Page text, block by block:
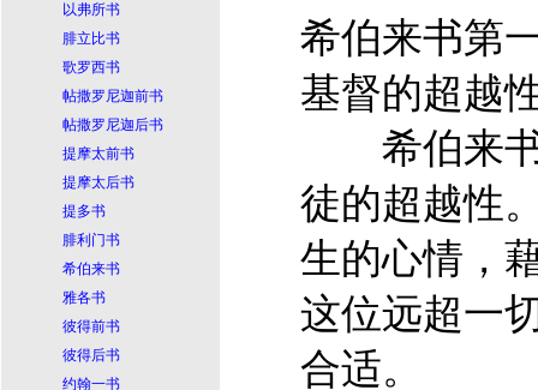
以弗所书
腓立比书
歌罗西书
帖撒罗尼迦前书
帖撒罗尼迦后书
提摩太前书
提摩太后书
提多书
腓利门书
希伯来书
雅各书
彼得前书
彼得后书
约翰一书
希伯来书第
基督的超越
希伯来书
徒的超越性
生的心情，
这位远超一
合适。